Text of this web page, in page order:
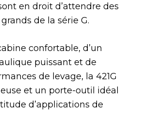
en droit d’attendre des
de la série G.
confortable, d’un
puissant et de
de levage, la 421G
et un porte-outil idéal
d’applications de